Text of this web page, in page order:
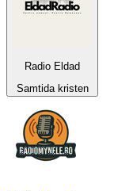
Radio Eldad
Samtida kristen